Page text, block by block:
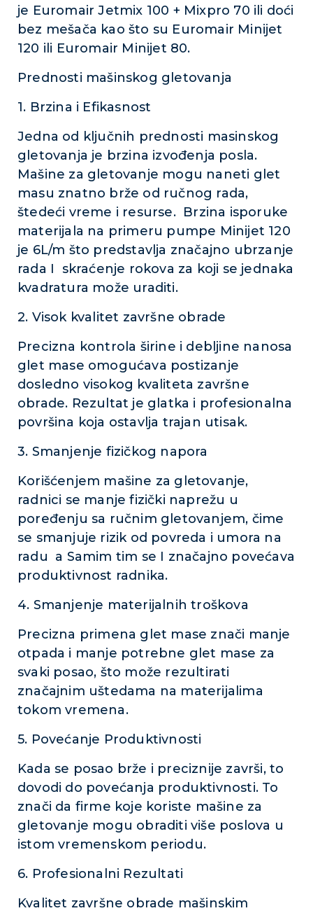
je Euromair Jetmix 100 + Mixpro 70 ili doći
bez mešača kao što su Euromair Minijet
120 ili Euromair Minijet 80.
Prednosti mašinskog gletovanja
1. Brzina i Efikasnost
Jedna od ključnih prednosti masinskog
gletovanja je brzina izvođenja posla.
Mašine za gletovanje mogu naneti glet
masu znatno brže od ručnog rada,
štedeći vreme i resurse. Brzina isporuke
materijala na primeru pumpe Minijet 120
je 6L/m što predstavlja značajno ubrzanje
rada I skraćenje rokova za koji se jednaka
kvadratura može uraditi.
2. Visok kvalitet završne obrade
Precizna kontrola širine i debljine nanosa
glet mase omogućava postizanje
dosledno visokog kvaliteta završne
obrade. Rezultat je glatka i profesionalna
površina koja ostavlja trajan utisak.
3. Smanjenje fizičkog napora
Korišćenjem mašine za gletovanje,
radnici se manje fizički naprežu u
poređenju sa ručnim gletovanjem, čime
se smanjuje rizik od povreda i umora na
radu a Samim tim se I značajno povećava
produktivnost radnika.
4. Smanjenje materijalnih troškova
Precizna primena glet mase znači manje
otpada i manje potrebne glet mase za
svaki posao, što može rezultirati
značajnim uštedama na materijalima
tokom vremena.
5. Povećanje Produktivnosti
Kada se posao brže i preciznije završi, to
dovodi do povećanja produktivnosti. To
znači da firme koje koriste mašine za
gletovanje mogu obraditi više poslova u
istom vremenskom periodu.
6. Profesionalni Rezultati
Kvalitet završne obrade mašinskim